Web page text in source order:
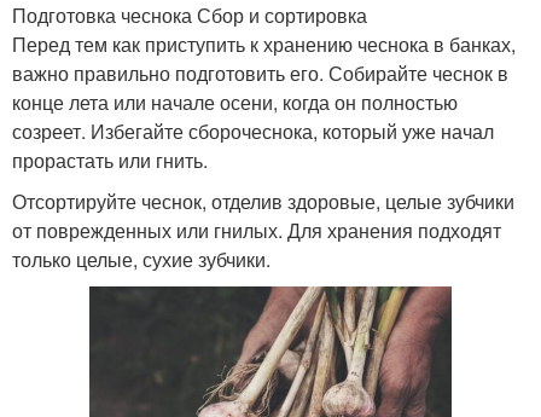
Подготовка чеснока Сбор и сортировка
Перед тем как приступить к хранению чеснока в банках,
важно правильно подготовить его. Собирайте чеснок в
конце лета или начале осени, когда он полностью
созреет. Избегайте сборочеснока, который уже начал
прорастать или гнить.
Отсортируйте чеснок, отделив здоровые, целые зубчики
от поврежденных или гнилых. Для хранения подходят
только целые, сухие зубчики.